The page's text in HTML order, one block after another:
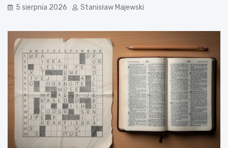
5 sierpnia 2026 Stanisław Majewski